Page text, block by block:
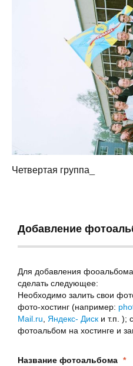
Четвертая группа_
Добавление
Для добавления
сделать следующее:
Необходимо залить свои
фото-хостинг (например:
Mail.ru, Яндекс- Диск и т.п. );
фотоальбом на хостинге и
Название фотоальбома *